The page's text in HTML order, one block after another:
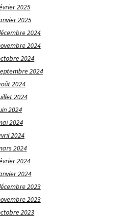
2025
2025
2024
2024
2024
2024
2024
2024
2024
2024
2024
2024
2024
2024
2023
2023
2023